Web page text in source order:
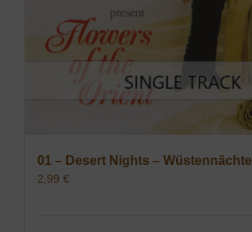
01 – Desert Nights – Wüstennächte
2,99 €